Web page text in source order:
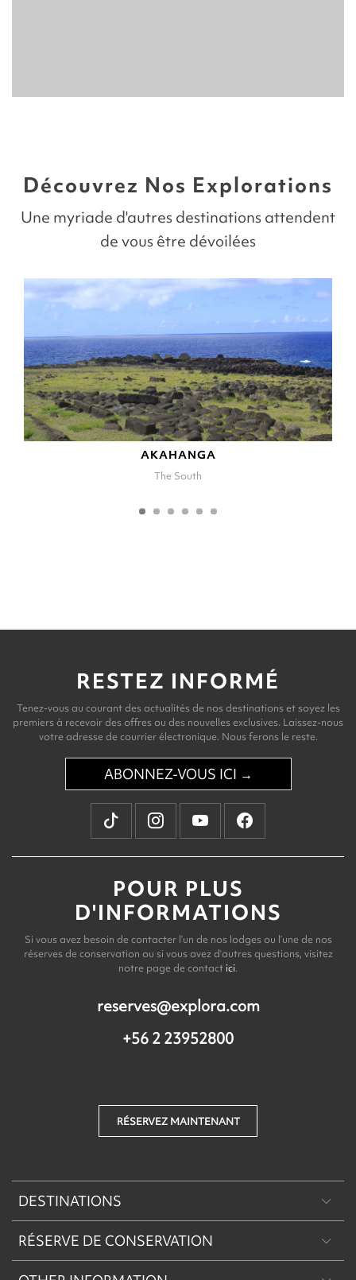
Découvrez Nos Explorations
Une myriade d'autres destinations attendent
de vous être dévoilées
AKAHANGA
The South
RESTEZ INFORMÉ
Tenez-vous au courant des actualités de nos destinations et soyez les
premiers à recevoir des offres ou des nouvelles exclusives. Laissez-nous
votre adresse de courrier électronique. Nous ferons le reste.
ABONNEZ-VOUS ICI →
POUR PLUS
D'INFORMATIONS
Si vous avez besoin de contacter l’un de nos lodges ou l’une de nos
réserves de conservation ou si vous avez d’autres questions, visitez
notre page de contact ici.
reserves@explora.com
+56 2 23952800
RÉSERVEZ MAINTENANT
DESTINATIONS
Patagonie
RÉSERVE DE CONSERVATION